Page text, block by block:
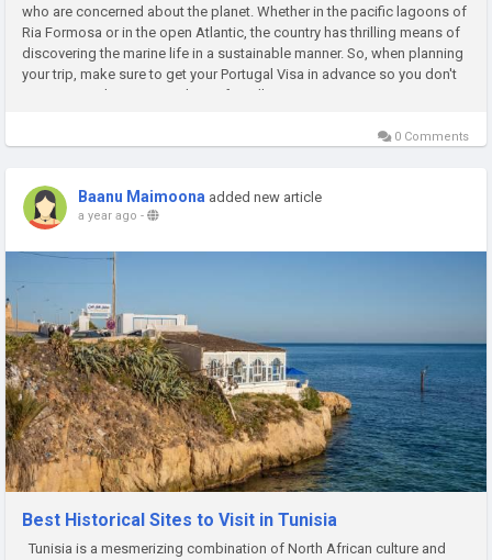
who are concerned about the planet. Whether in the pacific lagoons of
Ria Formosa or in the open Atlantic, the country has thrilling means of
discovering the marine life in a sustainable manner. So, when planning
your trip, make sure to get your Portugal Visa in advance so you don't
miss out on these magical, eco-friendly...
0 Comments
Baanu Maimoona added new article
a year ago -
Best Historical Sites to Visit in Tunisia
Tunisia is a mesmerizing combination of North African culture and